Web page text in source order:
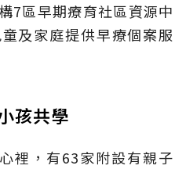
7區早期療育社區資源中
及家庭提供早療個案服
孩共學
裡，有63家附設有親子